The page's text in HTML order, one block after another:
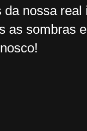
nossa
as sombras